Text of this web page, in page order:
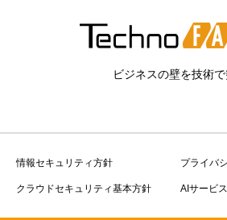
ビジネスの壁を技術
情報セキュリティ方針 プライバ
クラウドセキュリティ基本方針 AIサービ